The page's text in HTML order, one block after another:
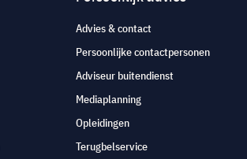
Advies & contact
Persoonlijke contactpersonen
Adviseur buitendienst
Mediaplanning
Opleidingen
Terugbelservice